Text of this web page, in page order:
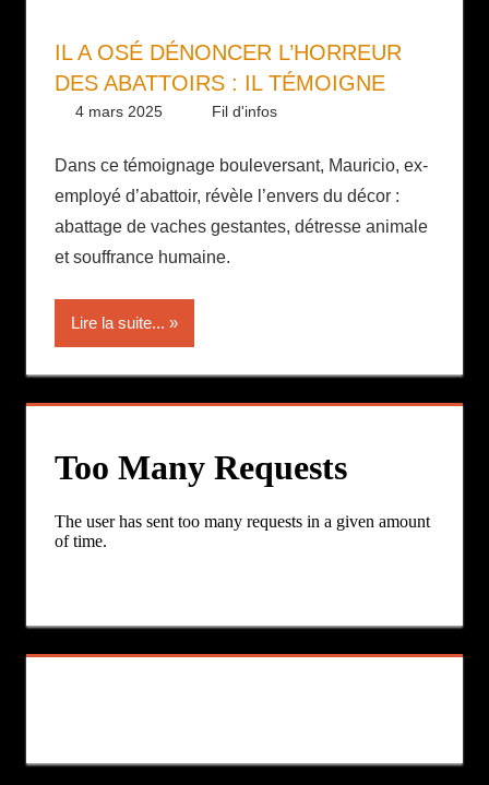
IL A OSÉ DÉNONCER L’HORREUR
DES ABATTOIRS : IL TÉMOIGNE
4 mars 2025 Daniel
Fil d'infos
Dans ce témoignage bouleversant, Mauricio, ex-
employé d’abattoir, révèle l’envers du décor :
abattage de vaches gestantes, détresse animale
et souffrance humaine.
Lire la suite...